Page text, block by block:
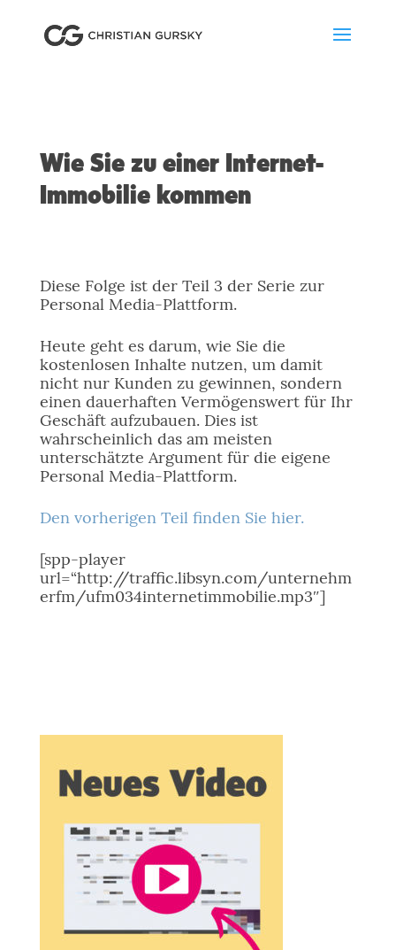
Wie Sie zu einer Internet-
Immobilie kommen
Diese Folge ist der Teil 3 der Serie zur
Personal Media-Plattform.
Heute geht es darum, wie Sie die
kostenlosen Inhalte nutzen, um damit
nicht nur Kunden zu gewinnen, sondern
einen dauerhaften Vermögenswert für Ihr
Geschäft aufzubauen. Dies ist
wahrscheinlich das am meisten
unterschätzte Argument für die eigene
Personal Media-Plattform.
Den vorherigen Teil finden Sie hier.
[spp-player
url=“http://traffic.libsyn.com/unternehm
erfm/ufm034internetimmobilie.mp3″]